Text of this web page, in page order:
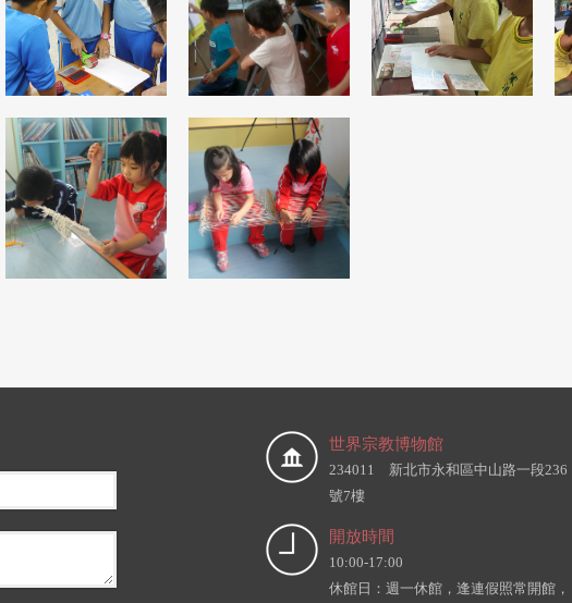
世界宗教博物館
234011 新北市永和區中山路一段236
號7樓
開放時間
10:00-17:00
休館日：週一休館，逢連假照常開館，